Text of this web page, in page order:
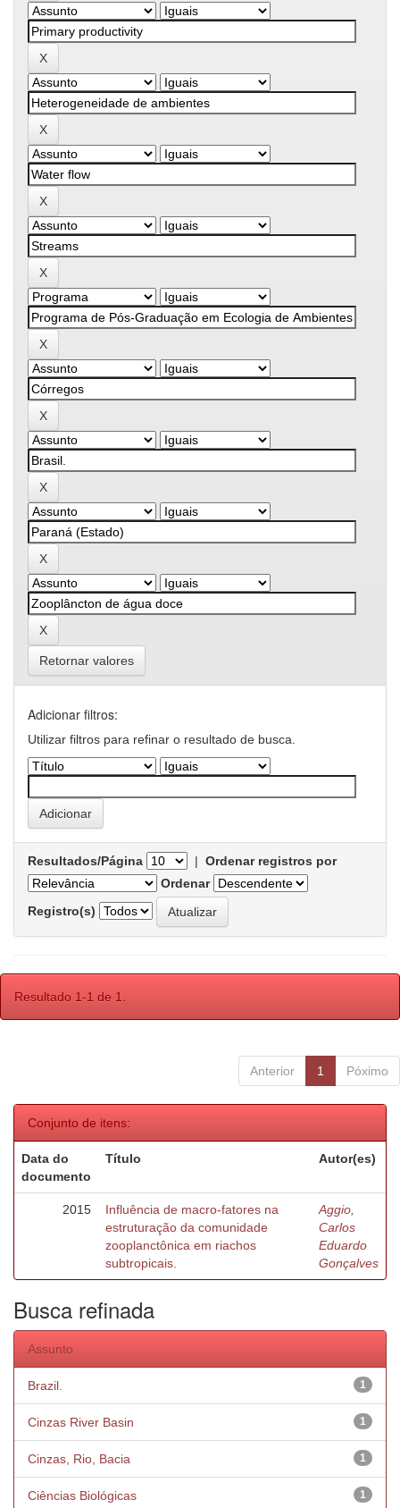
Retornar valores
Adicionar filtros:
Utilizar filtros para refinar o resultado de busca.
Resultados/Página | Ordenar registros por
Ordenar
Registro(s)
Resultado 1-1 de 1.
Anterior 1 Póximo
Conjunto de itens:
Data do
documento
Título Autor(es)
2015
Influência de macro-fatores na
estruturação da comunidade
zooplanctônica em riachos
subtropicais.
Aggio,
Carlos
Eduardo
Gonçalves
Busca refinada
Assunto
1
Brazil.
1
Cinzas River Basin
1
Cinzas, Rio, Bacia
1
Ciências Biológicas